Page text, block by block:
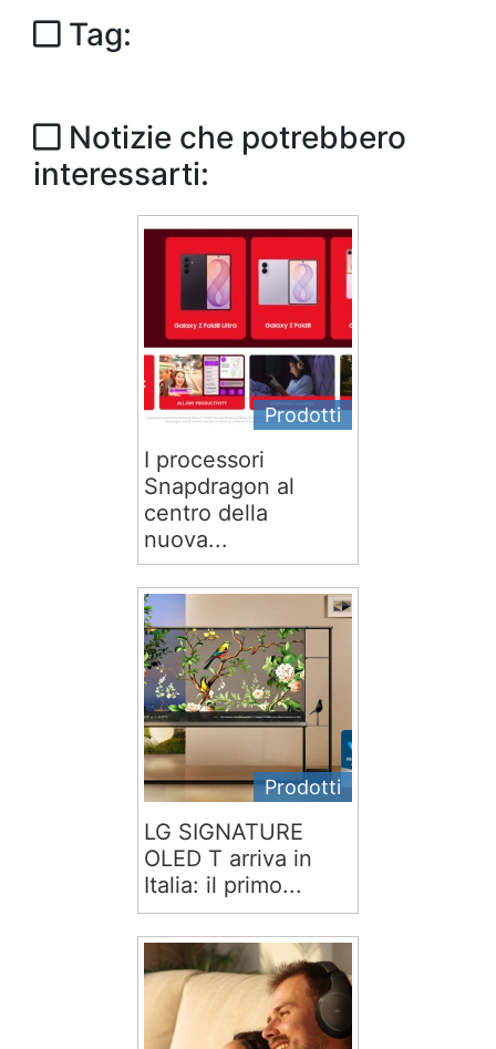
Tag:
Notizie che potrebbero
interessarti:
Prodotti
I processori
Snapdragon al
centro della
nuova...
Prodotti
LG SIGNATURE
OLED T arriva in
Italia: il primo...